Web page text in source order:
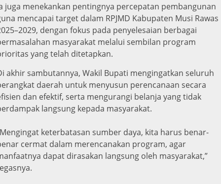
juga menekankan pentingnya percepatan pembangunan
mencapai target dalam RPJMD Kabupaten Musi Rawas
dengan fokus pada penyelesaian berbagai
masyarakat melalui sembilan program
yang telah ditetapkan.
akhir sambutannya, Wakil Bupati mengingatkan seluruh
daerah untuk menyusun perencanaan secara
dan efektif, serta mengurangi belanja yang tidak
langsung kepada masyarakat.
keterbatasan sumber daya, kita harus benar-
cermat dalam merencanakan program, agar
dapat dirasakan langsung oleh masyarakat,”